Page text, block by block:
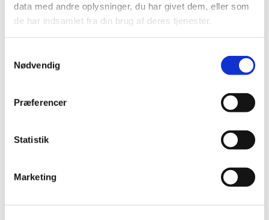
data med andre oplysninger, du har givet dem, eller som
de har indsamlet fra din brug af deres tjenester.
Nødvendig
Præferencer
Statistik
Marketing
|19. september 2018|
Medicintilskudsnævnet har revurderet tilskudsstatus for
medicin til lokalbehandling af gynækologiske…
Quetiapin depottabletter får generelt tilskud
Lægemiddelstyrelsen har besluttet, at depottabletter, der
indeholder quetiapin, får generelt tilskud. Quetiapin…
Forurenet valsartan har indtil videre ikke
Danmark
Et dansk registerstudie har undersøgt, om der er øget